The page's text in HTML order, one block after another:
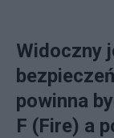
Widoczny
powinna
F (Fire) a